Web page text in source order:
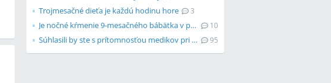
Trojmesačné dieťa je každú hodinu hore 3
Je nočné kŕmenie 9-mesačného bábätka v poriadku? 10
Súhlasili by ste s prítomnosťou medikov pri zdravotných úkonoch? 95